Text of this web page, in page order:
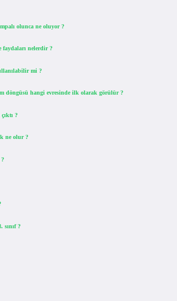
olunca ne oluyor ?
faydaları nelerdir ?
mi ?
döngüsü hangi evresinde ilk olarak görülür ?
?
ne olur ?
sınıf ?